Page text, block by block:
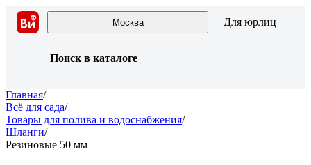
Москва Для юрлиц
Поиск в каталоге
Главная/
Всё для сада/
Товары для полива и водоснабжения/
Шланги/
Резиновые 50 мм